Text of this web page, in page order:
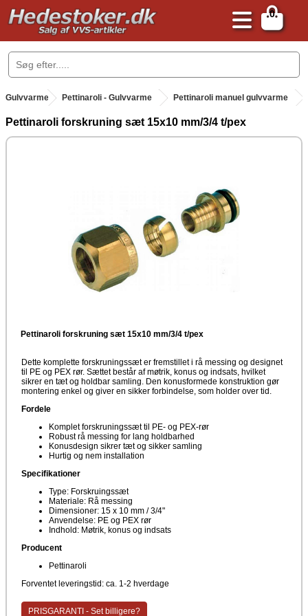
0
.
Gulvvarme . Pettinaroli - Gulvvarme Pettinaroli manuel gulvvarme
Pettinaroli forskruning sæt 15x10 mm/3/4 t/pex
Pettinaroli forskruning sæt 15x10 mm/3/4 t/pex
Dette komplette forskruningssæt er fremstillet i rå messing og designet
til PE og PEX rør. Sættet består af møtrik, konus og indsats, hvilket
sikrer en tæt og holdbar samling. Den konusformede konstruktion gør
montering enkel og giver en sikker forbindelse, som holder over tid.
Fordele
Komplet forskruningssæt til PE- og PEX-rør
Robust rå messing for lang holdbarhed
Konusdesign sikrer tæt og sikker samling
Hurtig og nem installation
Specifikationer
Type: Forskruingssæt
Materiale: Rå messing
Dimensioner: 15 x 10 mm / 3/4"
Anvendelse: PE og PEX rør
Indhold: Møtrik, konus og indsats
Producent
Pettinaroli
Forventet leveringstid: ca. 1-2 hverdage
PRISGARANTI - Set billigere?